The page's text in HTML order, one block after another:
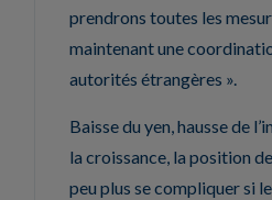
prendrons toutes les
maintenant une
autorités étrangères ».
Baisse du yen, hausse de
la croissance, la position
peu plus se compliquer si